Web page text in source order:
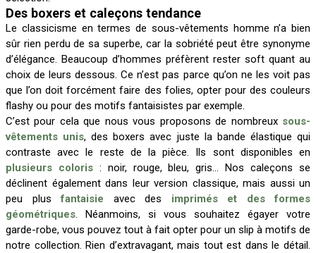
Des boxers et caleçons tendance
Le classicisme en termes de sous-vêtements homme n’a bien
sûr rien perdu de sa superbe, car la sobriété peut être synonyme
d’élégance. Beaucoup d’hommes préfèrent rester soft quant au
choix de leurs dessous. Ce n’est pas parce qu’on ne les voit pas
que l’on doit forcément faire des folies, opter pour des couleurs
flashy ou pour des motifs fantaisistes par exemple.
C’est pour cela que nous vous proposons de nombreux sous-
vêtements unis, des boxers avec juste la bande élastique qui
contraste avec le reste de la pièce. Ils sont disponibles en
plusieurs coloris: noir, rouge, bleu, gris… Nos caleçons se
déclinent également dans leur version classique, mais aussi un
peu plusfantaisie avec des imprimés et des formes
géométriques. Néanmoins, si vous souhaitez égayer votre
garde-robe, vous pouvez tout à fait opter pour un slip à motifs de
notre collection. Rien d’extravagant, mais tout est dans le détail.